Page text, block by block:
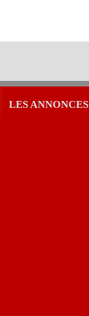
LES ANNONCES